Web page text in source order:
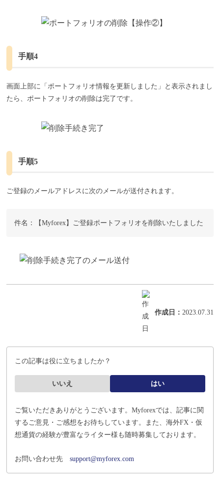
手順4
画面上部に「ポートフォリオ情報を更新しました」と表示されまし
たら、ポートフォリオの削除は完了です。
手順5
ご登録のメールアドレスに次のメールが送付されます。
件名：【Myforex】ご登録ポートフォリオを削除いたしました
作成日 ： 2023.07.31
この記事は役に立ちましたか？
いいえ はい
ご覧いただきありがとうございます。Myforexでは、記事に関
するご意見・ご感想をお待ちしています。
また、海外FX・仮
想通貨の経験が豊富なライター様も随時募集しております。
お問い合わせ先support@myforex.com